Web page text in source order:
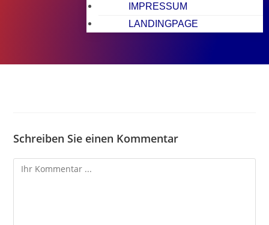
IMPRESSUM
LANDINGPAGE
Schreiben Sie einen Kommentar